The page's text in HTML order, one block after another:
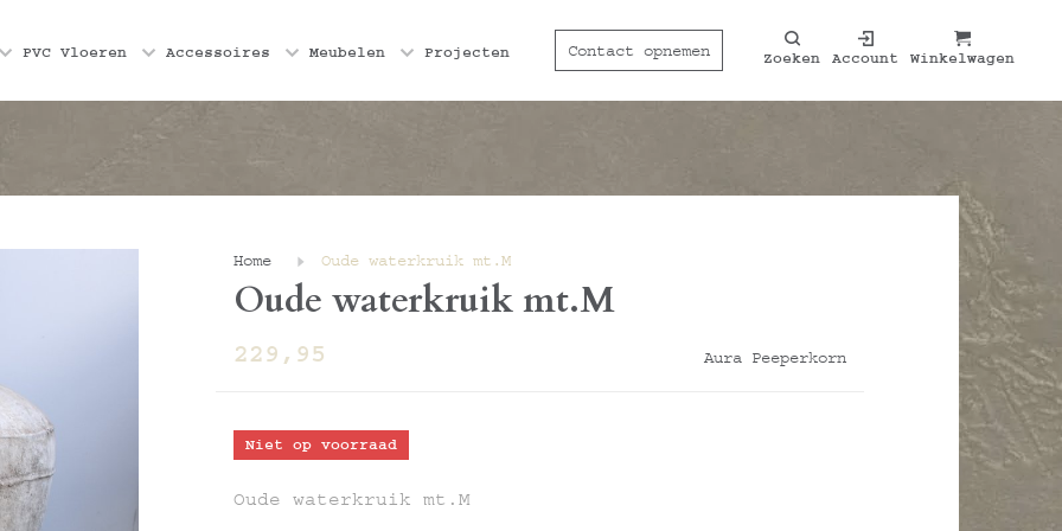
PVC Vloeren Accessoires Meubelen Projecten Contact opnemen Zoeken Account Winkelwagen
PVC Vloeren Accessoires Meubelen Projecten Contact opnemen Zoeken Account Winkelwagen
Home Oude waterkruik mt.M
Oude waterkruik mt.M
229,95 Aura Peeperkorn
Niet op voorraad
Oude waterkruik mt.M